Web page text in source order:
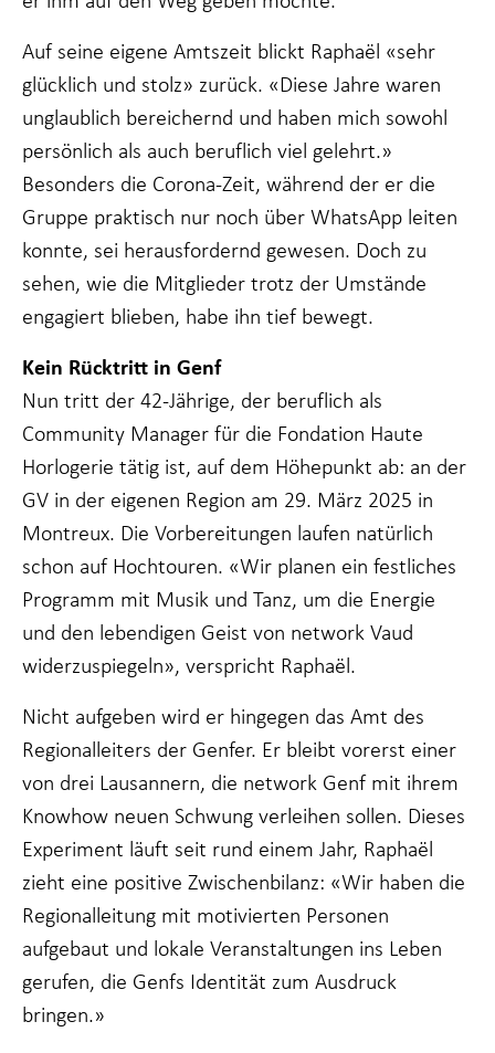
Auf seine eigene Amtszeit blickt Raphaël «sehr
glücklich und stolz» zurück. «Diese Jahre waren
unglaublich bereichernd und haben mich sowohl
persönlich als auch beruflich viel gelehrt.»
Besonders die Corona-Zeit, während der er die
Gruppe praktisch nur noch über WhatsApp leiten
konnte, sei herausfordernd gewesen. Doch zu
sehen, wie die Mitglieder trotz der Umstände
engagiert blieben, habe ihn tief bewegt.
Kein Rücktritt in Genf
Nun tritt der 42-Jährige, der beruflich als
Community Manager für die Fondation Haute
Horlogerie tätig ist, auf dem Höhepunkt ab: an der
GV in der eigenen Region am 29. März 2025 in
Montreux. Die Vorbereitungen laufen natürlich
schon auf Hochtouren. «Wir planen ein festliches
Programm mit Musik und Tanz, um die Energie
und den lebendigen Geist von network Vaud
widerzuspiegeln», verspricht Raphaël.
Nicht aufgeben wird er hingegen das Amt des
Regionalleiters der Genfer. Er bleibt vorerst einer
von drei Lausannern, die network Genf mit ihrem
Knowhow neuen Schwung verleihen sollen. Dieses
Experiment läuft seit rund einem Jahr, Raphaël
zieht eine positive Zwischenbilanz: «Wir haben die
Regionalleitung mit motivierten Personen
aufgebaut und lokale Veranstaltungen ins Leben
gerufen, die Genfs Identität zum Ausdruck
bringen.»